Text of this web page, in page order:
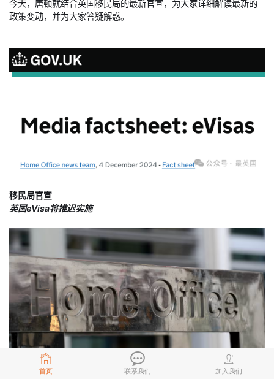
首页 联系我们 加入我们
今天，唐顿就结合英国移民局的最新官宣，为大家详细解读最新的
政策变动，并为大家答疑解惑。
移民局官宣
英国eVisa将推迟实施